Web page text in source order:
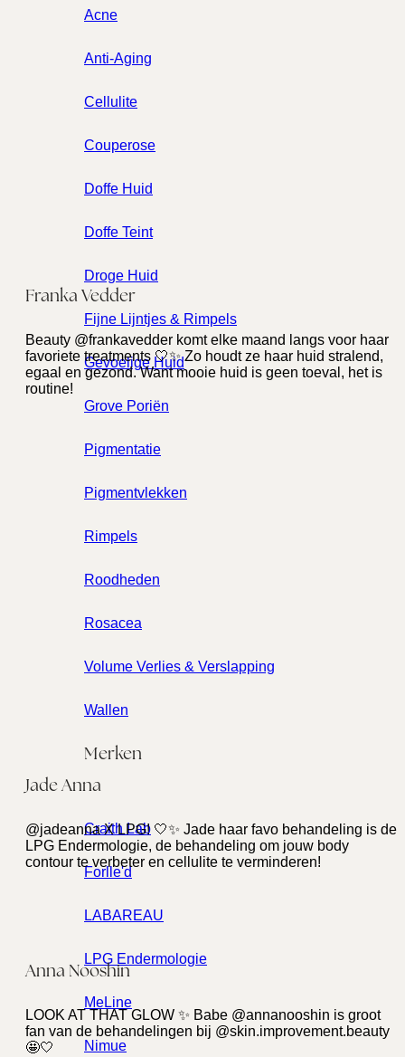
Acne
Anti-Aging
Cellulite
Couperose
Doffe Huid
Doffe Teint
Droge Huid
Fijne Lijntjes & Rimpels
Gevoelige Huid
Grove Poriën
Pigmentatie
Pigmentvlekken
Rimpels
Roodheden
Rosacea
Volume Verlies & Verslapping
Wallen
Merken
Craith Lab
Forlle'd
LABAREAU
LPG Endermologie
MeLine
Nimue
Franka Vedder
Beauty @frankavedder komt elke maand langs voor haar
favoriete treatments 🤍✨ Zo houdt ze haar huid stralend,
egaal en gezond. Want mooie huid is geen toeval, het is
routine!
Jade Anna
@jadeanna X LPG! 🤍✨ Jade haar favo behandeling is de
LPG Endermologie, de behandeling om jouw body
contour te verbeter en cellulite te verminderen!
Anna Nooshin
LOOK AT THAT GLOW ✨ Babe @annanooshin is groot
fan van de behandelingen bij @skin.improvement.beauty
🤩🤍